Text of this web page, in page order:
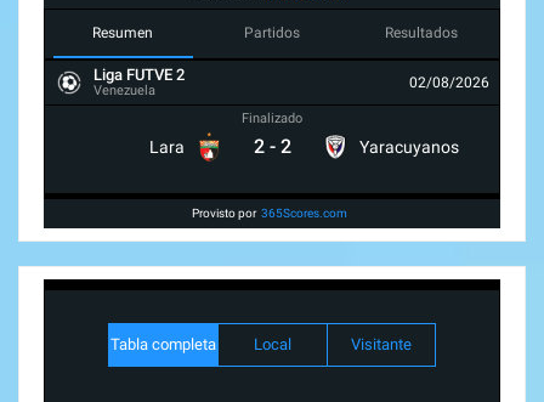
Resumen Partidos Resultados
Liga FUTVE 2
Venezuela 02/08/2026
Lara
Finalizado
2 - 2 Yaracuyanos
Provisto por 365Scores.com
Tabla completa Local Visitante